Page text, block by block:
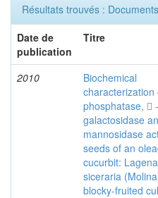
Résultats trouvés : Documents
Date de
publication
Titre
2010
Biochemical
characterization
phosphatase,  -
galactosidase
mannosidase
seeds of an
cucurbit:
siceraria
blocky-fruited